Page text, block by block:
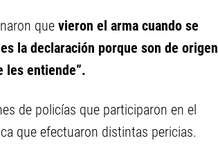
que vieron el arma cuando se
la declaración porque son de origen
les entiende”.
de policías que participaron en el
que efectuaron distintas pericias.